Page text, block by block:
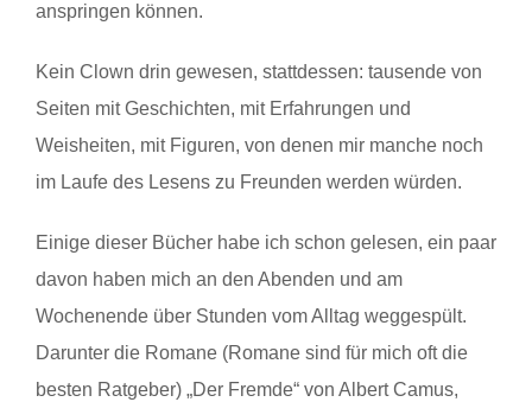
anspringen können.
Kein Clown drin gewesen, stattdessen: tausende von
Seiten mit Geschichten, mit Erfahrungen und
Weisheiten, mit Figuren, von denen mir manche noch
im Laufe des Lesens zu Freunden werden würden.
Einige dieser Bücher habe ich schon gelesen, ein paar
davon haben mich an den Abenden und am
Wochenende über Stunden vom Alltag weggespült.
Darunter die Romane (Romane sind für mich oft die
besten Ratgeber) „Der Fremde“ von Albert Camus,